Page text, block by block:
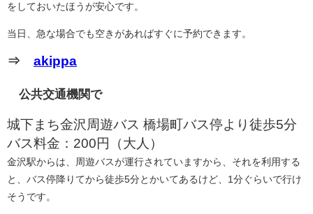
をしておいたほうが安心です。
当日、急な場合でも空きがあればすぐに予約できます。
⇒ akippa
公共交通機関で
城下まち金沢周遊バス 橋場町バス停より徒歩5分
バス料金：200円（大人）
金沢駅からは、周遊バスが運行されていますから、それを利用する
と、バス停降りてから徒歩5分とかいてあるけど、1分ぐらいで行け
そうです。